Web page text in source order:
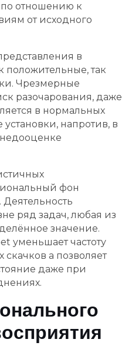
по отношению к
от исходного
в
положительные, так
Чрезмерные
разочарования, даже
в нормальных
напротив, в
фон
Деятельность
ряд задач, любая из
значение.
уменьшает частоту
а позволяет
даже при